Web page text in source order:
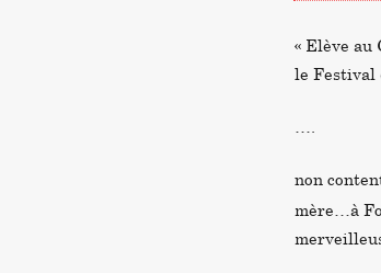
« Elève au
le Festival
non
mère…à